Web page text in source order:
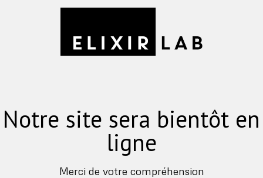
Notre site sera bientôt en
ligne
Merci de votre compréhension